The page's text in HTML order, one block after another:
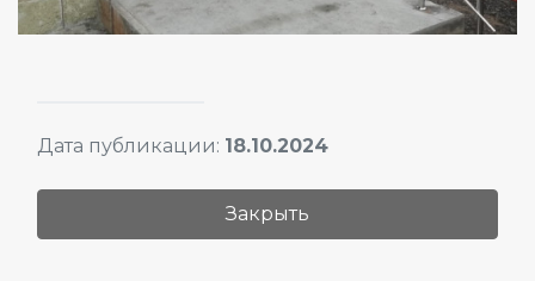
Дата публикации: 18.10.2024
Закрыть